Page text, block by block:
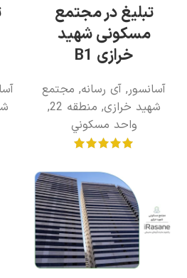
تبلیغ در مجتمع
مسکونی شهید
خرازی B1
آسانسور, آی رسانه, مجتمع
شهید خرازی, منطقه 22
,
واحد مسکوني